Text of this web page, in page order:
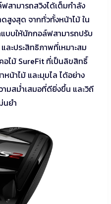
สามารถสวิงได้เต็มกำลัง
สูงสุด จากทั่วทั้งหน้าไม้ ใน
บบให้นักกอล์ฟสามารถปรับ
ละประสิทธิภาพที่เหมาะสม
ไม้ SureFit ที่เป็นลิขสิทธิ์
น้าไม้ และมุมไล ได้อย่าง
มสม่ำเสมอที่ดียิ่งขึ้น และวิถี
นยำ